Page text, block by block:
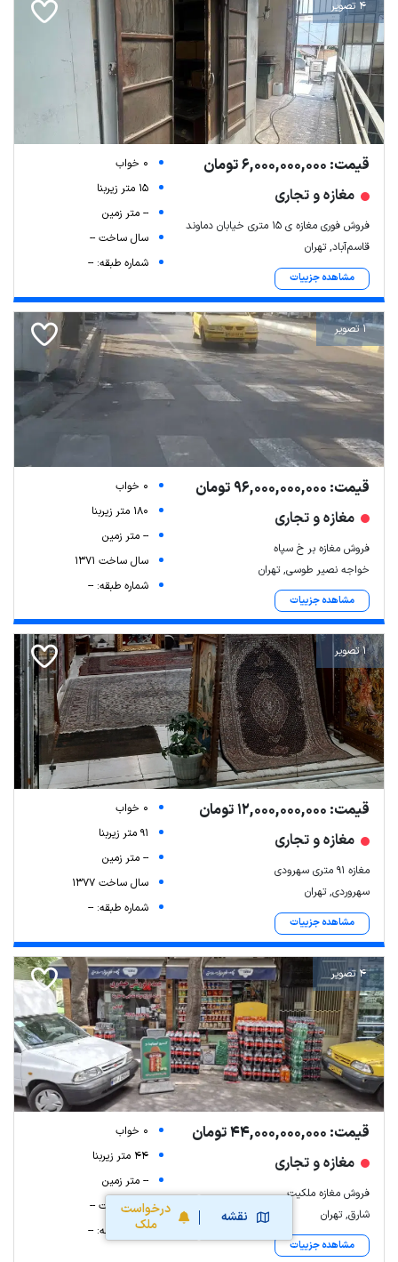
نقشه
درخواست
ملک
4 تصویر
قیمت: 6,000,000,000 تومان
مغازه و تجاری
فروش فوری مغازه ی ۱۵ متری خیابان دماوند
قاسم‌آباد, تهران
مشاهده جزییات
0 خواب
15 متر زیربنا
-- متر زمین
سال ساخت --
شماره طبقه: --
1 تصویر
قیمت: 96,000,000,000 تومان
مغازه و تجاری
فروش مغازه بر خ سپاه
خواجه نصیر طوسی, تهران
مشاهده جزییات
0 خواب
180 متر زیربنا
-- متر زمین
سال ساخت 1371
شماره طبقه: --
1 تصویر
قیمت: 12,000,000,000 تومان
مغازه و تجاری
مغازه ۹۱ متری سهرودی
سهروردی, تهران
مشاهده جزییات
0 خواب
91 متر زیربنا
-- متر زمین
سال ساخت 1377
شماره طبقه: --
4 تصویر
قیمت: 44,000,000,000 تومان
مغازه و تجاری
فروش مغازه ملکیت
شارق, تهران
مشاهده جزییات
0 خواب
44 متر زیربنا
-- متر زمین
سال ساخت --
شماره طبقه: --